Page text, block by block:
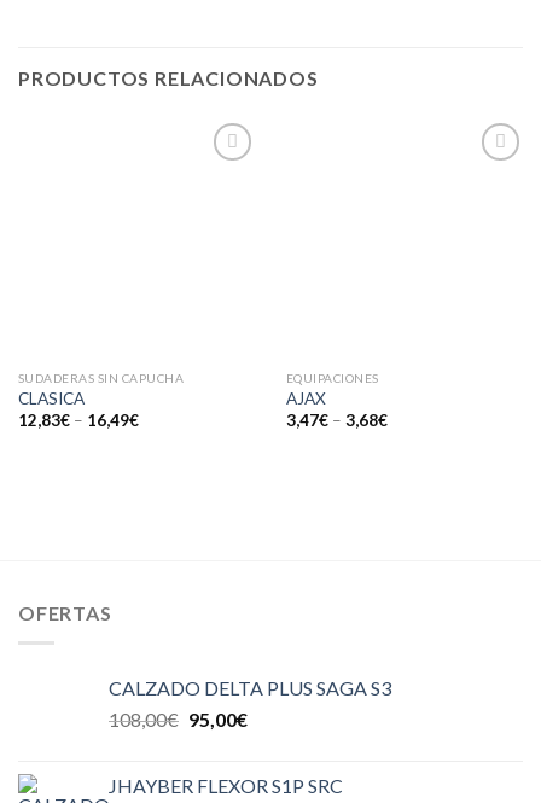
PRODUCTOS RELACIONADOS
SUDADERAS SIN CAPUCHA
CLASICA
12,83€– 16,49€
EQUIPACIONES
AJAX
3,47€– 3,68€
OFERTAS
CALZADO DELTA PLUS SAGA S3
108,00€ 95,00€
JHAYBER FLEXOR S1P SRC